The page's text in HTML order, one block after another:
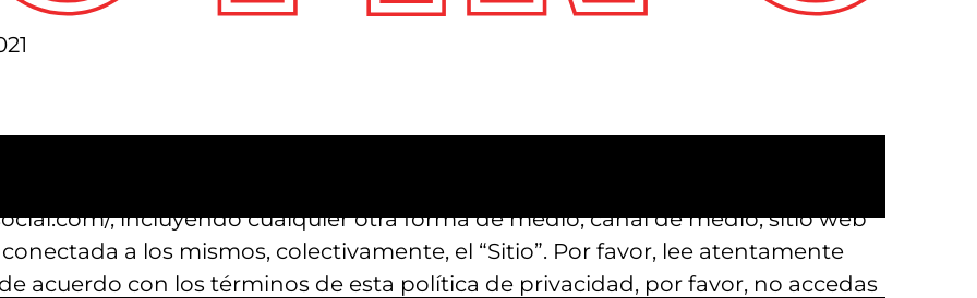
de nuestros usuarios. Esta Política de Privacidad explica cómo
tu información cuando visitas nuestro sitio web
, incluyendo cualquier otra forma de medio, canal de medio, sitio web
a los mismos, colectivamente, el “Sitio”. Por favor, lee atentamente
acuerdo con los términos de esta política de privacidad, por favor, no accedas